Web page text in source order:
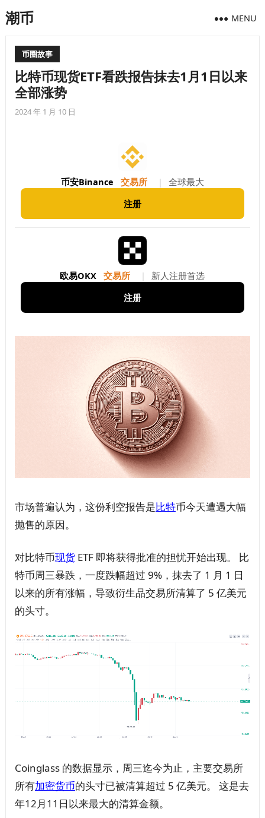
潮币 MENU
币圈故事
比特币现货ETF看跌报告抹去1月1日以来
全部涨势
2024 年 1 月 10 日
币安Binance 交易所 |
全球最大
注册
欧易OKX 交易所 |
新人注册首选
注册
市场普遍认为，这份利空报告是比特币今天遭遇大幅
抛售的原因。
对比特币现货ETF 即将获得批准的担忧开始出现。 比
特币周三暴跌，一度跌幅超过 9%，抹去了 1 月 1 日
以来的所有涨幅，导致衍生品交易所清算了 5 亿美元
的头寸。
Coinglass 的数据显示，周三迄今为止，主要交易所
所有加密货币的头寸已被清算超过 5 亿美元。 这是去
年12月11日以来最大的清算金额。